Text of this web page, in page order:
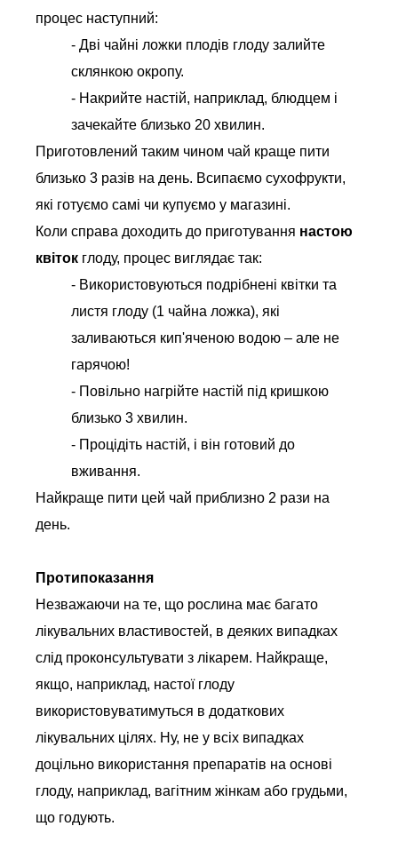
процес наступний:
- Дві чайні ложки плодів глоду залийте
склянкою окропу.
- Накрийте настій, наприклад, блюдцем і
зачекайте близько 20 хвилин.
Приготовлений таким чином чай краще пити
близько 3 разів на день. Всипаємо сухофрукти,
які готуємо самі чи купуємо у магазині.
Коли справа доходить до приготування настою
квіток глоду, процес виглядає так:
- Використовуються подрібнені квітки та
листя глоду (1 чайна ложка), які
заливаються кип'яченою водою – але не
гарячою!
- Повільно нагрійте настій під кришкою
близько 3 хвилин.
- Процідіть настій, і він готовий до
вживання.
Найкраще пити цей чай приблизно 2 рази на
день.
Протипоказання
Незважаючи на те, що рослина має багато
лікувальних властивостей, в деяких випадках
слід проконсультувати з лікарем. Найкраще,
якщо, наприклад, настої глоду
використовуватимуться в додаткових
лікувальних цілях. Ну, не у всіх випадках
доцільно використання препаратів на основі
глоду, наприклад, вагітним жінкам або грудьми,
що годують.